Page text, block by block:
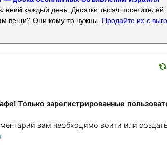
каждый день. Десятки тысяч посетителей.
вещи? Они кому-то нужны. Продайте их с
Только зарегистрированные
вам необходимо войти или